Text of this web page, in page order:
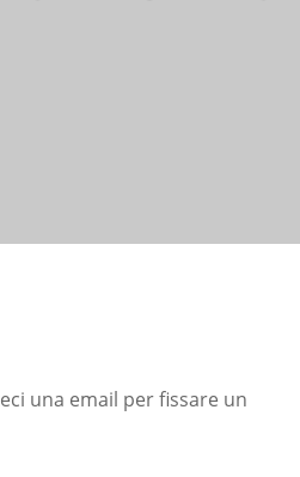
una email per fissare un